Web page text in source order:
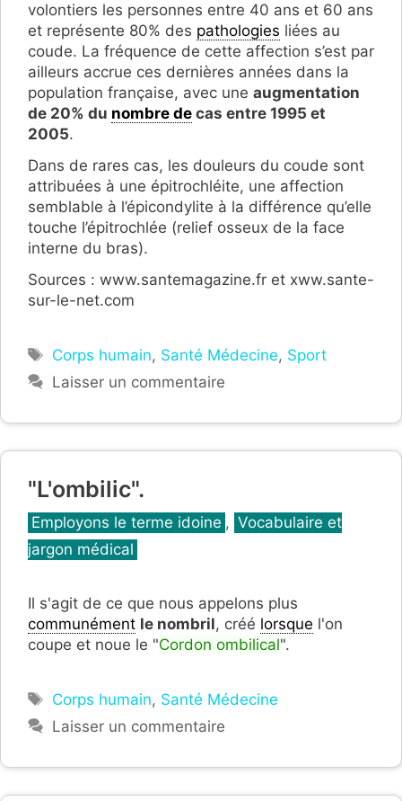
volontiers les personnes entre 40 ans et 60 ans
et représente 80% des pathologies liées au
coude. La fréquence de cette affection s’est par
ailleurs accrue ces dernières années dans la
population française, avec une augmentation
de 20% du nombre de cas entre 1995 et
2005.
Dans de rares cas, les douleurs du coude sont
attribuées à une épitrochléite, une affection
semblable à l’épicondylite à la différence qu’elle
touche l’épitrochlée (relief osseux de la face
interne du bras).
Sources : www.santemagazine.fr et xww.sante-
sur-le-net.com
Étiquettes
Corps humain, Santé Médecine, Sport
Laisser un commentaire
"L'ombilic".
Catégories
Employons le terme idoine , Vocabulaire et
jargon médical
Il s'agit de ce que nous appelons plus
communément le nombril, créé lorsque l'on
coupe et noue le "Cordon ombilical".
Étiquettes
Corps humain, Santé Médecine
Laisser un commentaire